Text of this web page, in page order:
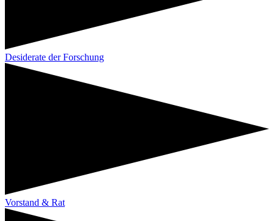
Desiderate der Forschung
Vorstand & Rat